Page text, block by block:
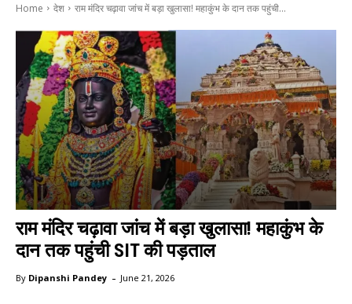
Home देश राम मंदिर चढ़ावा जांच में बड़ा खुलासा! महाकुंभ के दान तक पहुंची...
राम मंदिर चढ़ावा जांच में बड़ा खुलासा! महाकुंभ के
दान तक पहुंची SIT की पड़ताल
By Dipanshi Pandey - June 21, 2026